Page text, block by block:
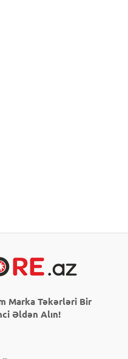
Marka Təkərləri Bir
Əldən Alın!